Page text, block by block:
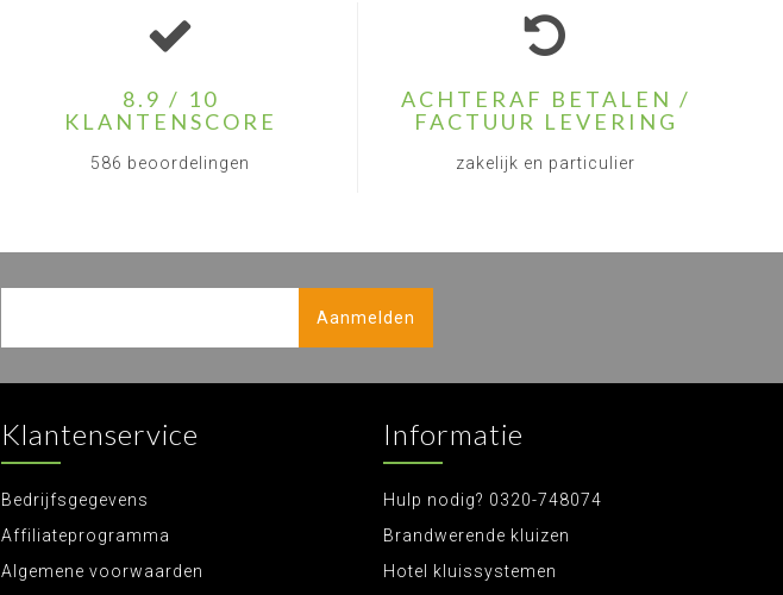
8.9 / 10
KLANTENSCORE
586 beoordelingen
ACHTERAF BETALEN /
FACTUUR LEVERING
zakelijk en particulier
Aanmelden
Klantenservice
Bedrijfsgegevens
Affiliateprogramma
Algemene voorwaarden
Informatie
Hulp nodig? 0320-748074
Brandwerende kluizen
Hotel kluissystemen